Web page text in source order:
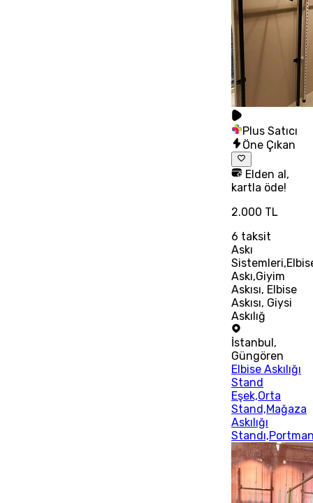
Plus Satıcı
Öne Çıkan
Elden al,
kartla öde!
2.000 TL
6 taksit
Askı
Askı,Giyim
Askısı, Elbise
Askısı, Giysi
Askılığ
İstanbul ,
Güngören
Elbise Askılığı
Stand
Eşek,Orta
Stand,Mağaza
Askılığı